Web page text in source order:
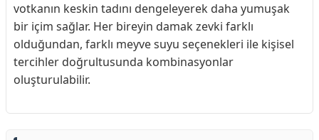
votkanın keskin tadını dengeleyerek daha yumuşak
bir içim sağlar. Her bireyin damak zevki farklı
olduğundan, farklı meyve suyu seçenekleri ile kişisel
tercihler doğrultusunda kombinasyonlar
oluşturulabilir.